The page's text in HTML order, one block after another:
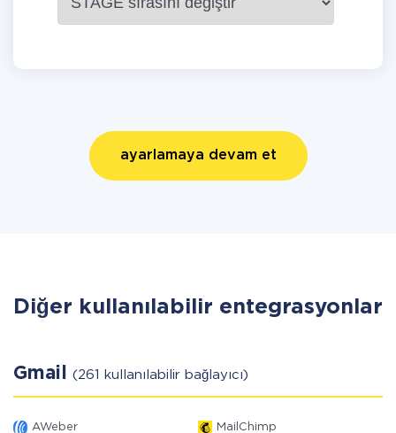
ayarlamaya devam et
Diğer kullanılabilir entegrasyonlar
Gmail (261 kullanılabilir bağlayıcı)
AWeber MailChimp